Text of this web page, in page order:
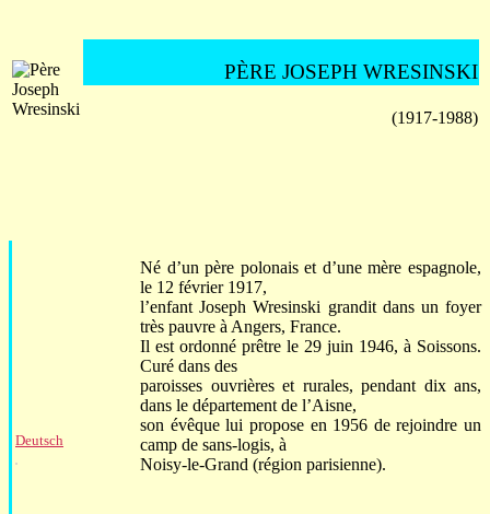
PÈRE JOSEPH WRESINSKI
(1917-1988)
Deutsch
Né d’un père polonais et d’une mère espagnole,
le 12 février 1917,
l’enfant Joseph Wresinski grandit dans un foyer
très pauvre à Angers, France.
Il est ordonné prêtre le 29 juin 1946, à Soissons.
Curé dans des
paroisses ouvrières et rurales, pendant dix ans,
dans le département de l’Aisne,
son évêque lui propose en 1956 de rejoindre un
camp de sans-logis, à
Noisy-le-Grand (région parisienne).